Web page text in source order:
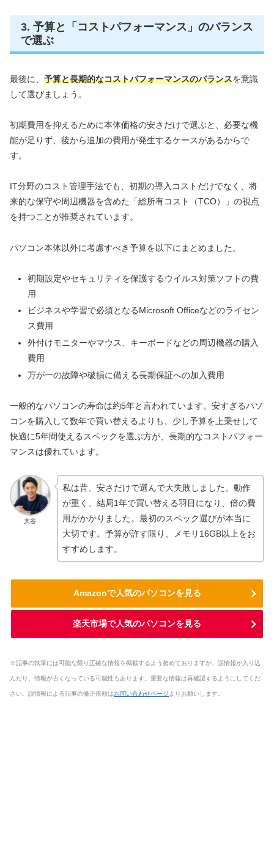
3. 予算と「コストパフォーマンス」のバランス
で選ぶ
最後に、 予算と長期的なコストパフォーマンスのバランスを意識
して選びましょう。
初期費用を抑えるために本体価格の安さだけで選ぶと、必要な機
能が足りず、後から追加の費用が発生するケースがあるからで
す。
IT分野のコスト管理手法でも、初期の導入コストだけでなく、将
来的な保守や周辺機器を含めた「総所有コスト（TCO）」の視点
を持つことが推奨されています。
パソコン本体以外に考慮すべき予算を以下にまとめました。
初期設定やセキュリティを保護するウイルス対策ソフトの費
用
ビジネスや学習で必須となるMicrosoft Officeなどのライセン
ス費用
外付けモニターやマウス、キーボードなどの周辺機器の購入
費用
万が一の故障や破損に備える長期保証への加入費用
一般的なパソコンの寿命は約5年と言われています。安すぎるパソ
コンを購入して数年で買い替えるよりも、少し予算を上乗せして
快適に5年間使えるスペックを選ぶ方が、長期的なコストパフォー
マンスは優れています。
大谷
私は昔、安さだけで選んで大失敗しました。動作
が重く、結局1年で買い替える羽目になり、倍の費
用がかかりました。最初のスペック選びが本当に
大切です。予算が許す限り、メモリ16GB以上をお
すすめします。
Amazonで人気のパソコンを見る
楽天市場で人気のパソコンを見る
※記事の執筆には可能な限り正確な情報を掲載するよう努めておりますが、誤情報が入り込
んだり、情報が古くなっている可能性もあります。重要な情報は再確認するようにしてくだ
さい。誤情報による記事の修正依頼はお問い合わせページ よりお願いします。